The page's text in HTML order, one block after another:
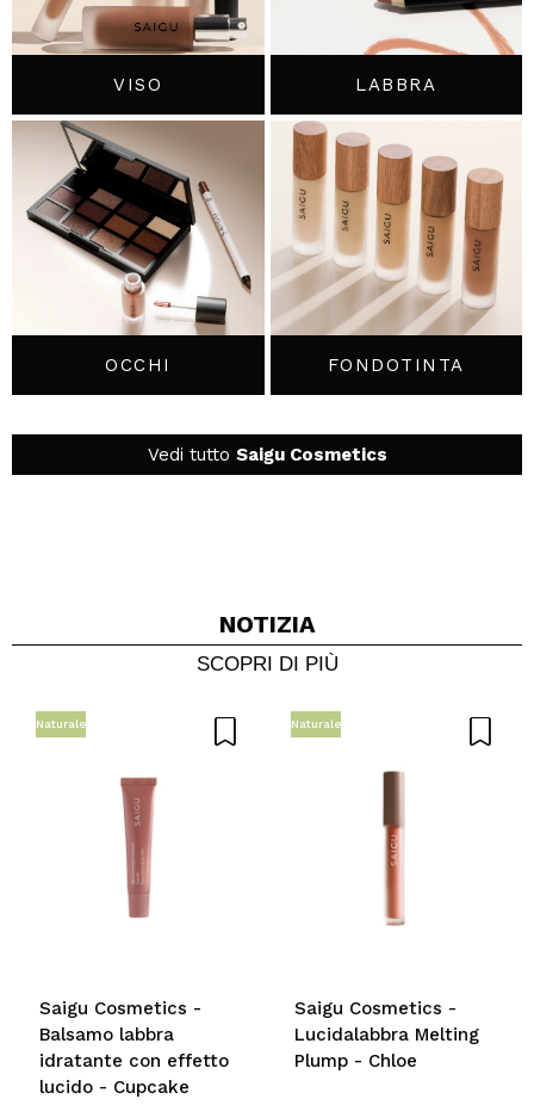
Creando un account su Maquibeauty.it potrai fare i tuoi
acquisti velocemente, controllare lo stato dei tuoi ordini e
consultare le tue operazioni precedenti.
CREARE UN ACCOUNT
VISO LABBRA
OCCHI FONDOTINTA
Vedi tutto Saigu Cosmetics
NOTIZIA
SCOPRI DI PIÙ
Naturale
Saigu Cosmetics -
Balsamo labbra
idratante con effetto
lucido - Cupcake
Naturale
Saigu Cosmetics -
Lucidalabbra Melting
Plump - Chloe